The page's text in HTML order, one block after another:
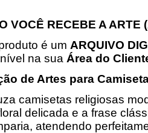
VOCÊ RECEBE A ARTE
é um ARQUIVO
na sua Área do
de Artes para
camisetas religiosas
delicada e a frase
atendendo